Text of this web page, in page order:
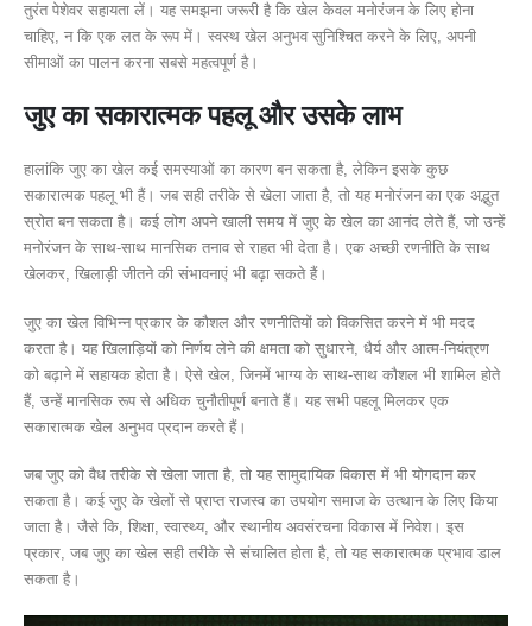
तुरंत पेशेवर सहायता लें। यह समझना जरूरी है कि खेल केवल मनोरंजन के लिए होना
चाहिए, न कि एक लत के रूप में। स्वस्थ खेल अनुभव सुनिश्चित करने के लिए, अपनी
सीमाओं का पालन करना सबसे महत्वपूर्ण है।
जुए का सकारात्मक पहलू और उसके लाभ
हालांकि जुए का खेल कई समस्याओं का कारण बन सकता है, लेकिन इसके कुछ
सकारात्मक पहलू भी हैं। जब सही तरीके से खेला जाता है, तो यह मनोरंजन का एक अद्भुत
स्रोत बन सकता है। कई लोग अपने खाली समय में जुए के खेल का आनंद लेते हैं, जो उन्हें
मनोरंजन के साथ-साथ मानसिक तनाव से राहत भी देता है। एक अच्छी रणनीति के साथ
खेलकर, खिलाड़ी जीतने की संभावनाएं भी बढ़ा सकते हैं।
जुए का खेल विभिन्न प्रकार के कौशल और रणनीतियों को विकसित करने में भी मदद
करता है। यह खिलाड़ियों को निर्णय लेने की क्षमता को सुधारने, धैर्य और आत्म-नियंत्रण
को बढ़ाने में सहायक होता है। ऐसे खेल, जिनमें भाग्य के साथ-साथ कौशल भी शामिल होते
हैं, उन्हें मानसिक रूप से अधिक चुनौतीपूर्ण बनाते हैं। यह सभी पहलू मिलकर एक
सकारात्मक खेल अनुभव प्रदान करते हैं।
जब जुए को वैध तरीके से खेला जाता है, तो यह सामुदायिक विकास में भी योगदान कर
सकता है। कई जुए के खेलों से प्राप्त राजस्व का उपयोग समाज के उत्थान के लिए किया
जाता है। जैसे कि, शिक्षा, स्वास्थ्य, और स्थानीय अवसंरचना विकास में निवेश। इस
प्रकार, जब जुए का खेल सही तरीके से संचालित होता है, तो यह सकारात्मक प्रभाव डाल
सकता है।